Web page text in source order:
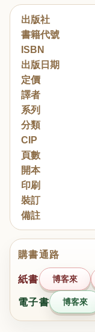
出版社
書籍代號
ISBN
出版日期
定價
譯者
系列
分類
CIP
頁數
開本
印刷
裝訂
備註
購書通路
紙書 博客來
電子書 博客來